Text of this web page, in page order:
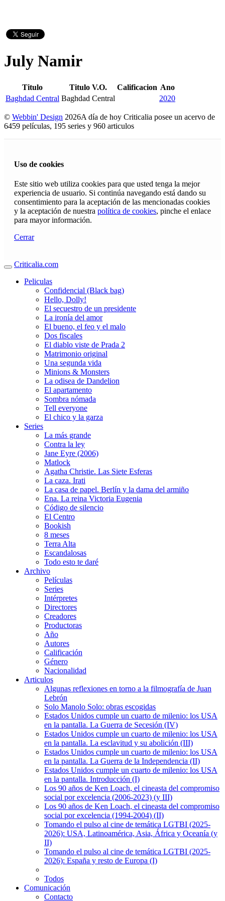
July Namir
Titulo Titulo V.O. Calificacion Ano
Baghdad Central Baghdad Central 2020
© Webbin' Design 2026A día de hoy Criticalia posee un acervo de
6459 películas, 195 series y 960 articulos
Uso de cookies
Este sitio web utiliza cookies para que usted tenga la mejor
experiencia de usuario. Si continúa navegando está dando su
consentimiento para la aceptación de las mencionadas cookies
y la aceptación de nuestra política de cookies, pinche el enlace
para mayor información.
Cerrar
Criticalia.com
Peliculas
Confidencial (Black bag)
Hello, Dolly!
El secuestro de un presidente
La ironía del amor
El bueno, el feo y el malo
Dos fiscales
El diablo viste de Prada 2
Matrimonio original
Una segunda vida
Minions & Monsters
La odisea de Dandelion
El apartamento
Sombra nómada
Tell everyone
El chico y la garza
Series
La más grande
Contra la ley
Jane Eyre (2006)
Matlock
Agatha Christie. Las Siete Esferas
La caza. Irati
La casa de papel. Berlín y la dama del armiño
Ena. La reina Victoria Eugenia
Código de silencio
El Centro
Bookish
8 meses
Terra Alta
Escandalosas
Todo esto te daré
Archivo
Películas
Series
Intérpretes
Directores
Creadores
Productoras
Año
Autores
Calificación
Género
Nacionalidad
Articulos
Algunas reflexiones en torno a la filmografía de Juan
Lebrón
Solo Manolo Solo: obras escogidas
Estados Unidos cumple un cuarto de milenio: los USA
en la pantalla. La Guerra de Secesión (IV)
Estados Unidos cumple un cuarto de milenio: los USA
en la pantalla. La esclavitud y su abolición (III)
Estados Unidos cumple un cuarto de milenio: los USA
en la pantalla. La Guerra de la Independencia (II)
Estados Unidos cumple un cuarto de milenio: los USA
en la pantalla. Introducción (I)
Los 90 años de Ken Loach, el cineasta del compromiso
social por excelencia (2006-2023) (y III)
Los 90 años de Ken Loach, el cineasta del compromiso
social por excelencia (1994-2004) (II)
Tomando el pulso al cine de temática LGTBI (2025-
2026): USA, Latinoamérica, Asia, África y Oceanía (y
II)
Tomando el pulso al cine de temática LGTBI (2025-
2026): España y resto de Europa (I)
Todos
Comunicación
Contacto